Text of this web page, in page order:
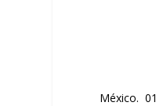
México.